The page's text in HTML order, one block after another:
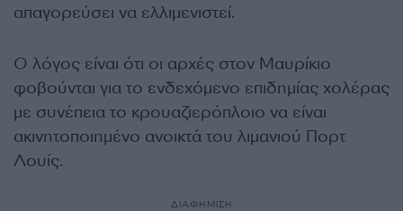
απαγορεύσει να ελλιμενιστεί.
Ο λόγος είναι ότι οι αρχές στον Μαυρίκιο
φοβούνται για το ενδεχόμενο επιδημίας χολέρας
με συνέπεια το κρουαζιερόπλοιο να είναι
ακινητοποιημένο ανοικτά του λιμανιού Πορτ
Λουίς.
ΔΙΑΦΗΜΙΣΗ